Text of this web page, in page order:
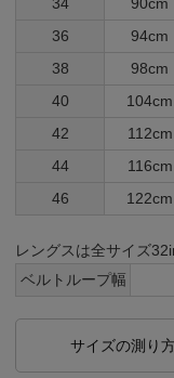
36
94cm
38
98cm
40
104cm
42
112cm
44
116cm
46
122cm
レングスは全サイズ
ベルトループ幅
サイズの測り